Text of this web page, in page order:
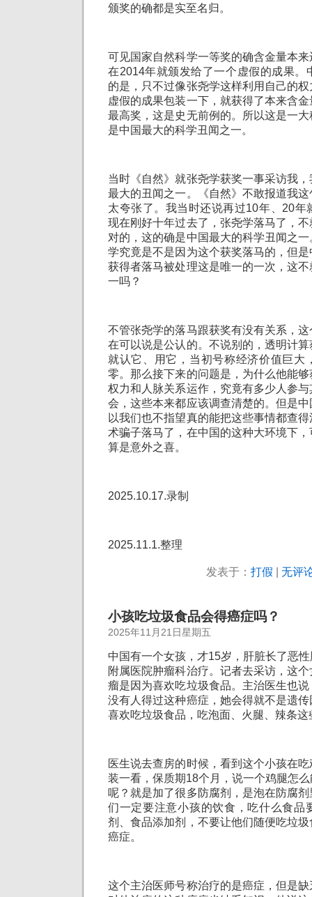
颁奖的确都是实至名归。
可见国家自然科学一等奖的确含金量本
在2014年就颁发给了一个虚假的成果。
的是，只不过像张尧学这样利用自己的
虚假的成果包装一下，就获得了本来含
最高奖，这是史无前例的。所以这是一
是中国最大的科学丑闻之一。
当时《自然》就张尧学获奖一事采访我
最大的丑闻之一。《自然》不敢报道我
太夸张了。我当时还说再过10年、20年
现在刚好十年过去了，张尧学落马了，
对的，这的确是中国最大的科学丑闻之
学究竟是不是因为这个获奖落马的，但
获得者落马被处理这是唯一的一次，这
一吗？
不管张尧学的落马跟获奖有没有关系，
在可以说是公认的。不说别的，透明计
就认它、用它，当初号称经济价值巨大
零。那么接下来的问题是，为什么他能
权力和人脉关系运作，究竟有多少人参
会，这些本来都应该调查清楚的。但是
以我们也不指望真的能把这些事情都查
术骗子落马了，在中国的这种大环境下
算是意外之喜。
2025.10.17.录制
2025.11.1.整理
发表于： 打假 无评
小孩吃垃圾食品会得癌症吗？
2025年11月21日星期五
中国有一个女孩，才15岁，肝脏长了恶
附属医院肿瘤科治疗。记者去采访，这
瘤是因为喜欢吃垃圾食品。主治医生也
没有人得过这种癌症，她会得就不是遗
喜欢吃垃圾食品，吃泡面、火腿、辣条
医生说去查房的时候，看到这个小孩在
装一看，保质期18个月，说一个鸡腿怎
呢？就是加了很多防腐剂，是泡在防腐
们一定要注意小孩的饮食，吃什么食品
剂、食品添加剂，不要让他们随便吃垃
癌症。
这个主治医师号称治疗的是癌症，但是